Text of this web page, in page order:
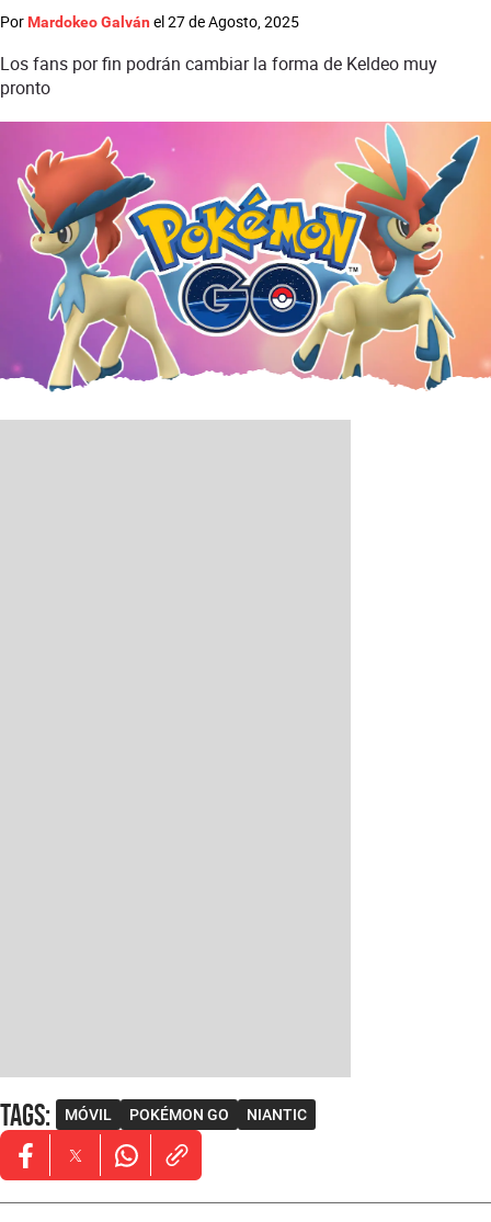
Por Mardokeo Galván el27 de Agosto, 2025
Los fans por fin podrán cambiar la forma de Keldeo muy
pronto
Tags: MÓVIL POKÉMON GO NIANTIC
Opens in new window
Opens in new window
Opens in new window